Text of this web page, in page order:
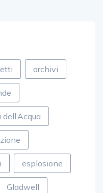
archivi
esplosione
Gladwell